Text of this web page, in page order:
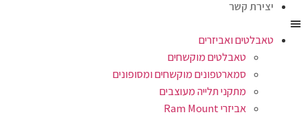
יצירת קשר
טאבלטים ואביזרים
טאבלטים מוקשחים
סמארטפונים מוקשחים ומסופונים
מתקני תלייה מעוצבים
אביזרי Ram Mount